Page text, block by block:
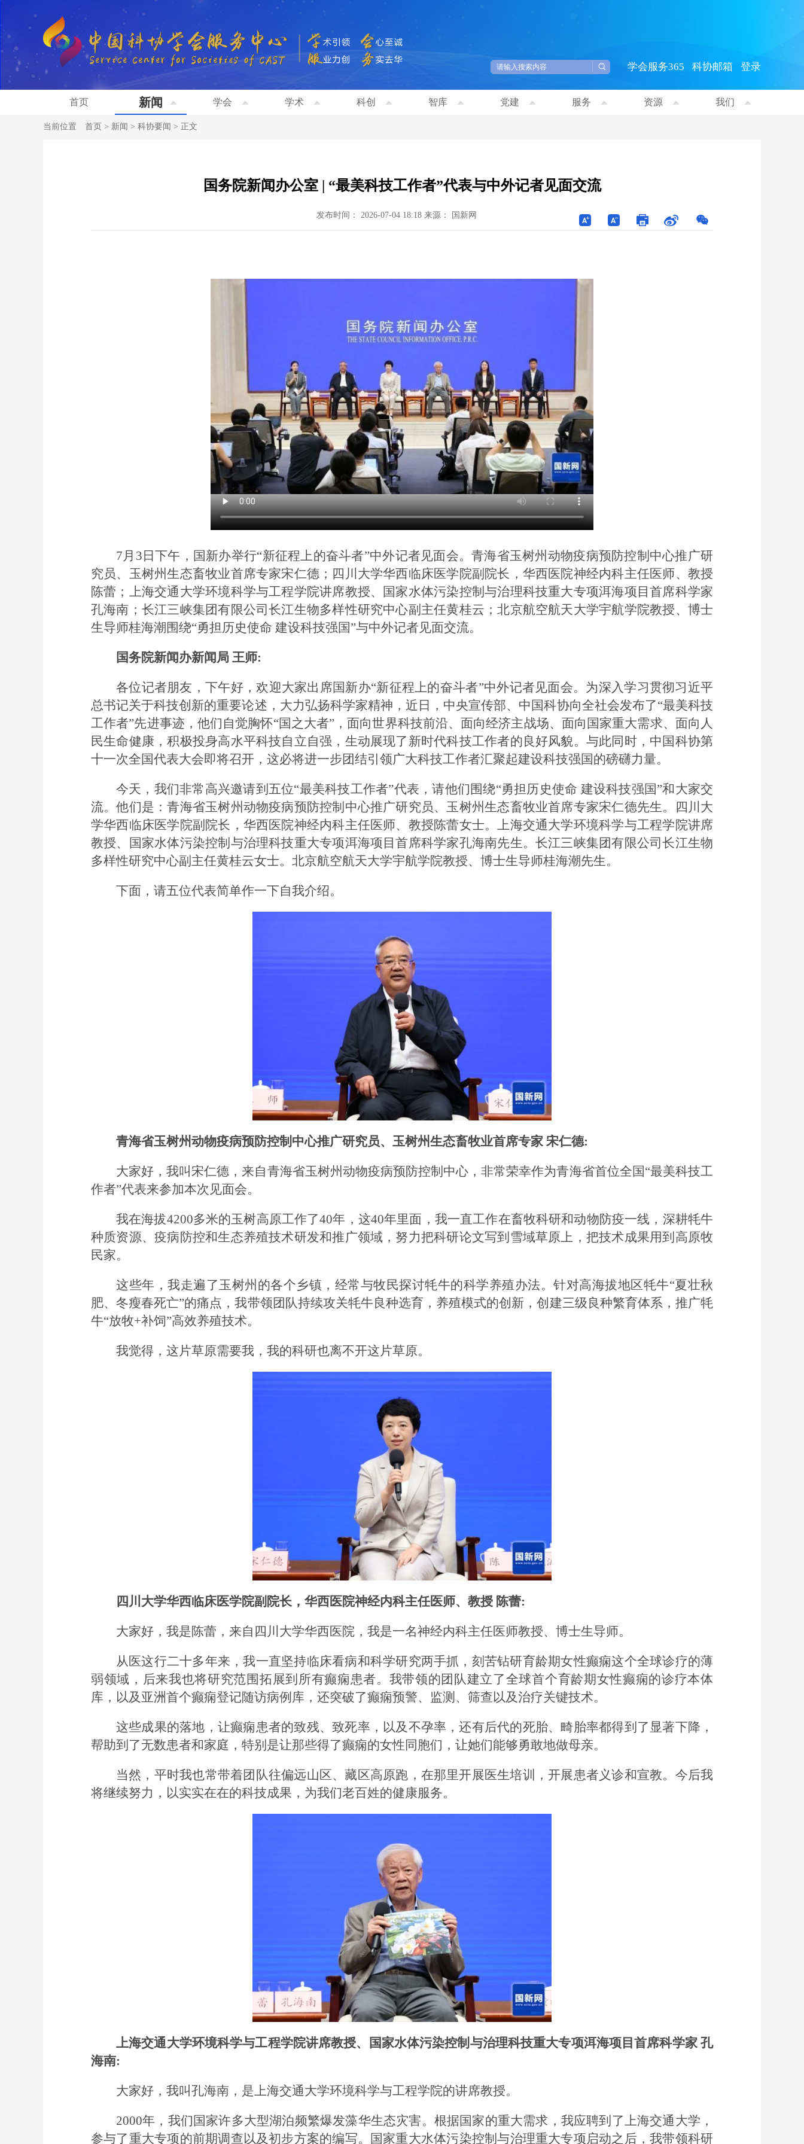
学会服务365 科协邮箱 登录
首页 新闻 学会 学术 科创 智库 党建 服务 资源 我们
当前位置 首页 > 新闻 > 科协要闻 > 正文
国务院新闻办公室 | “最美科技工作者”代表与中外记者见面交流
发布时间： 2026-07-04 18:18 来源： 国新网
7月3日下午，国新办举行“新征程上的奋斗者”中外记者见面会。青海省玉树州动物疫病预防控制中心推广研
究员、玉树州生态畜牧业首席专家宋仁德；四川大学华西临床医学院副院长，华西医院神经内科主任医师、教授
陈蕾；上海交通大学环境科学与工程学院讲席教授、国家水体污染控制与治理科技重大专项洱海项目首席科学家
孔海南；长江三峡集团有限公司长江生物多样性研究中心副主任黄桂云；北京航空航天大学宇航学院教授、博士
生导师桂海潮围绕“勇担历史使命 建设科技强国”与中外记者见面交流。
国务院新闻办新闻局 王师:
各位记者朋友，下午好，欢迎大家出席国新办“新征程上的奋斗者”中外记者见面会。为深入学习贯彻习近平
总书记关于科技创新的重要论述，大力弘扬科学家精神，近日，中央宣传部、中国科协向全社会发布了“最美科技
工作者”先进事迹，他们自觉胸怀“国之大者”，面向世界科技前沿、面向经济主战场、面向国家重大需求、面向人
民生命健康，积极投身高水平科技自立自强，生动展现了新时代科技工作者的良好风貌。与此同时，中国科协第
十一次全国代表大会即将召开，这必将进一步团结引领广大科技工作者汇聚起建设科技强国的磅礴力量。
今天，我们非常高兴邀请到五位“最美科技工作者”代表，请他们围绕“勇担历史使命 建设科技强国”和大家交
流。他们是：青海省玉树州动物疫病预防控制中心推广研究员、玉树州生态畜牧业首席专家宋仁德先生。四川大
学华西临床医学院副院长，华西医院神经内科主任医师、教授陈蕾女士。上海交通大学环境科学与工程学院讲席
教授、国家水体污染控制与治理科技重大专项洱海项目首席科学家孔海南先生。长江三峡集团有限公司长江生物
多样性研究中心副主任黄桂云女士。北京航空航天大学宇航学院教授、博士生导师桂海潮先生。
下面，请五位代表简单作一下自我介绍。
青海省玉树州动物疫病预防控制中心推广研究员、玉树州生态畜牧业首席专家 宋仁德:
大家好，我叫宋仁德，来自青海省玉树州动物疫病预防控制中心，非常荣幸作为青海省首位全国“最美科技工
作者”代表来参加本次见面会。
我在海拔4200多米的玉树高原工作了40年，这40年里面，我一直工作在畜牧科研和动物防疫一线，深耕牦牛
种质资源、疫病防控和生态养殖技术研发和推广领域，努力把科研论文写到雪域草原上，把技术成果用到高原牧
民家。
这些年，我走遍了玉树州的各个乡镇，经常与牧民探讨牦牛的科学养殖办法。针对高海拔地区牦牛“夏壮秋
肥、冬瘦春死亡”的痛点，我带领团队持续攻关牦牛良种选育，养殖模式的创新，创建三级良种繁育体系，推广牦
牛“放牧+补饲”高效养殖技术。
我觉得，这片草原需要我，我的科研也离不开这片草原。
四川大学华西临床医学院副院长，华西医院神经内科主任医师、教授 陈蕾:
大家好，我是陈蕾，来自四川大学华西医院，我是一名神经内科主任医师教授、博士生导师。
从医这行二十多年来，我一直坚持临床看病和科学研究两手抓，刻苦钻研育龄期女性癫痫这个全球诊疗的薄
弱领域，后来我也将研究范围拓展到所有癫痫患者。我带领的团队建立了全球首个育龄期女性癫痫的诊疗本体
库，以及亚洲首个癫痫登记随访病例库，还突破了癫痫预警、监测、筛查以及治疗关键技术。
这些成果的落地，让癫痫患者的致残、致死率，以及不孕率，还有后代的死胎、畸胎率都得到了显著下降，
帮助到了无数患者和家庭，特别是让那些得了癫痫的女性同胞们，让她们能够勇敢地做母亲。
当然，平时我也常带着团队往偏远山区、藏区高原跑，在那里开展医生培训，开展患者义诊和宣教。今后我
将继续努力，以实实在在的科技成果，为我们老百姓的健康服务。
上海交通大学环境科学与工程学院讲席教授、国家水体污染控制与治理科技重大专项洱海项目首席科学家 孔
海南:
大家好，我叫孔海南，是上海交通大学环境科学与工程学院的讲席教授。
2000年，我们国家许多大型湖泊频繁爆发藻华生态灾害。根据国家的重大需求，我应聘到了上海交通大学，
参与了重大专项的前期调查以及初步方案的编写。国家重大水体污染控制与治理重大专项启动之后，我带领科研